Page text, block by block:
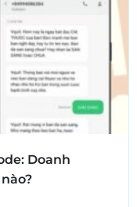
Doanh